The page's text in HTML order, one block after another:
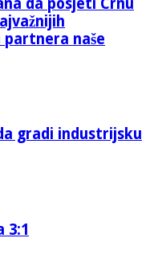
da posjeti Crnu
naše
gradi industrijsku
3:1